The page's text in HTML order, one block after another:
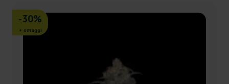
-30%
+ omaggi